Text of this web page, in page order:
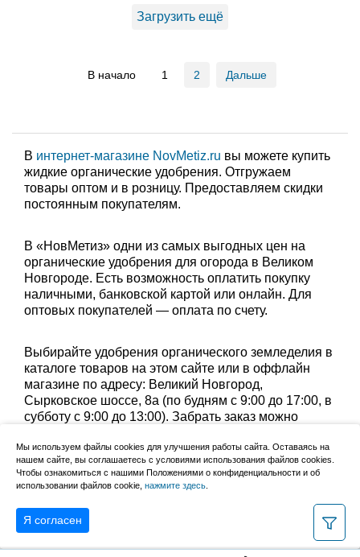
Загрузить ещё
В начало 1 2 Дальше
В интернет-магазине NovMetiz.ru вы можете купить
жидкие органические удобрения. Отгружаем
товары оптом и в розницу. Предоставляем скидки
постоянным покупателям.
В «НовМетиз» одни из самых выгодных цен на
органические удобрения для огорода в Великом
Новгороде. Есть возможность оплатить покупку
наличными, банковской картой или онлайн. Для
оптовых покупателей — оплата по счету.
Выбирайте удобрения органического земледелия в
каталоге товаров на этом сайте или в оффлайн
магазине по адресу: Великий Новгород,
Сырковское шоссе, 8а (по будням с 9:00 до 17:00, в
субботу с 9:00 до 13:00). Забрать заказ можно
дома.
Уточните группу товаров:удобрения для клубники
Мы используем файлы cookies для улучшения работы сайта. Оставаясь на
нашем сайте, вы соглашаетесь с условиями использования файлов cookies.
Чтобы ознакомиться с нашими Положениями о конфиденциальности и об
использовании файлов cookie, нажмите здесь
Я согласен